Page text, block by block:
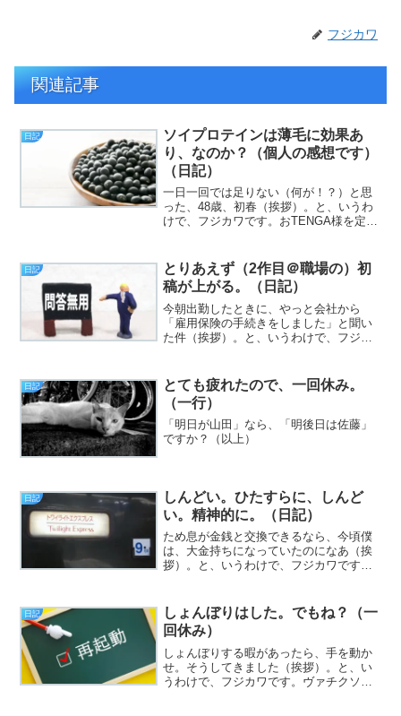
フジカワ
関連記事
日記
ソイプロテインは薄毛に効果あ
り、なのか？（個人の感想です）
（日記）
一日一回では足りない（何が！？）と思
った、48歳、初春（挨拶）。と、いうわ
けで、フジカワです。おTENGA様を定期
しでしょうか。今日のエントリは、「ソ
イプロテインを飲み...
日記
とりあえず（2作目＠職場の）初
稿が上がる。（日記）
今朝出勤したときに、やっと会社から
「雇用保険の手続きをしました」と聞い
た件（挨拶）。と、いうわけで、フジカ
かがお過ごしでしょうか。今日のエント
リは、「2作目の初稿アッ...
日記
とても疲れたので、一回休み。
（一行）
「明日が山田」なら、「明後日は佐藤」
ですか？（以上）
日記
しんどい。ひたすらに、しんど
い。精神的に。（日記）
ため息が金銭と交換できるなら、今頃僕
は、大金持ちになっていたのになあ（挨
拶）。と、いうわけで、フジカワです。
について、ChatGPTに聞いてみたい日曜
日、皆様いかがお過ご...
日記
しょんぼりはした。でもね？（一
回休み）
しょんぼりする暇があったら、手を動か
せ。そうしてきました（挨拶）。と、い
うわけで、フジカワです。ヴァチクソに